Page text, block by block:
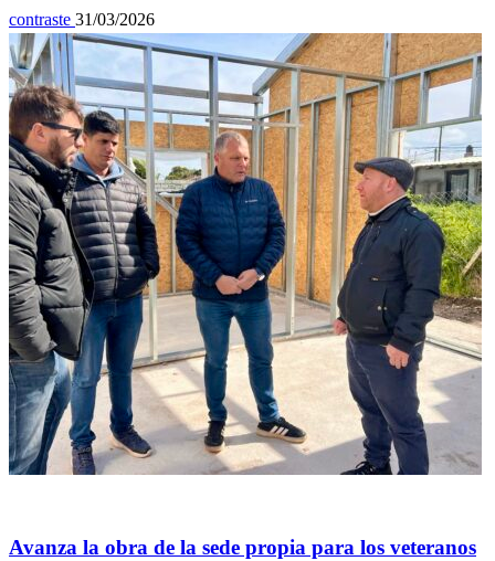
contraste 31/03/2026
Avanza la obra de la sede propia para los veteranos